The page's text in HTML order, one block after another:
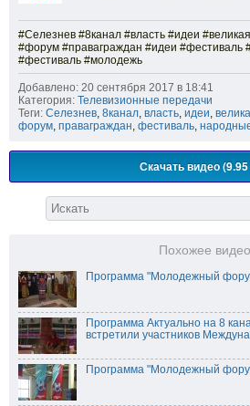
#Селезнев #8канал #власть #идеи
#форум #праваграждан #идеи #фестиваль
#фестиваль #молодежь
Добавлено: 20 сентября 2017 в 18:41
Категория: Телевизионные передачи
Теги: Селезнев, 8канал, власть, идеи,
форум, праваграждан, фестиваль,
Скачать видео
Похожее видео
Программа "Молодежный
Программа Актуально на 8
встретили участников
Программа "Молодежный